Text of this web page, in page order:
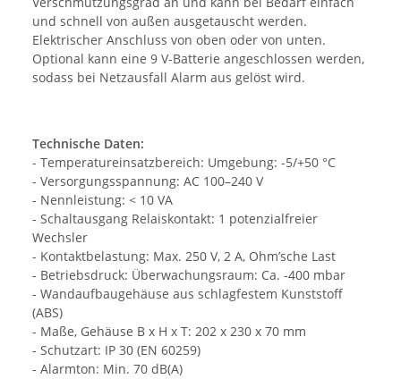
und schnell von außen ausgetauscht werden.
Elektrischer Anschluss von oben oder von unten.
Optional kann eine 9 V-Batterie angeschlossen werden,
sodass bei Netzausfall Alarm aus gelöst wird.
Technische Daten:
- Temperatureinsatzbereich: Umgebung: -5/+50 °C
- Versorgungsspannung: AC 100–240 V
- Nennleistung: < 10 VA
- Schaltausgang Relaiskontakt: 1 potenzialfreier
Wechsler
- Kontaktbelastung: Max. 250 V, 2 A, Ohm’sche Last
- Betriebsdruck: Überwachungsraum: Ca. -400 mbar
- Wandaufbaugehäuse aus schlagfestem Kunststoff
(ABS)
- Maße, Gehäuse B x H x T: 202 x 230 x 70 mm
- Schutzart: IP 30 (EN 60259)
- Alarmton: Min. 70 dB(A)